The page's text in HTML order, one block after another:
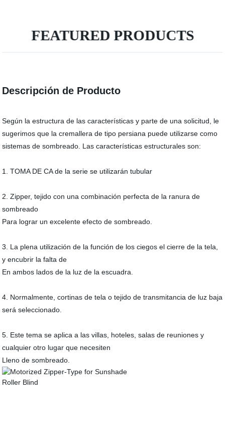
FEATURED PRODUCTS
Descripción de Producto
Según la estructura de las características y parte de una solicitud, le
sugerimos que la cremallera de tipo persiana puede utilizarse como
sistemas de sombreado. Las características estructurales son:
1. TOMA DE CA de la serie se utilizarán tubular
2. Zipper, tejido con una combinación perfecta de la ranura de
sombreado
Para lograr un excelente efecto de sombreado.
3. La plena utilización de la función de los ciegos el cierre de la tela,
y encubrir la falta de
En ambos lados de la luz de la escuadra.
4. Normalmente, cortinas de tela o tejido de transmitancia de luz baja
será seleccionado.
5. Este tema se aplica a las villas, hoteles, salas de reuniones y
cualquier otro lugar que necesiten
Lleno de sombreado.